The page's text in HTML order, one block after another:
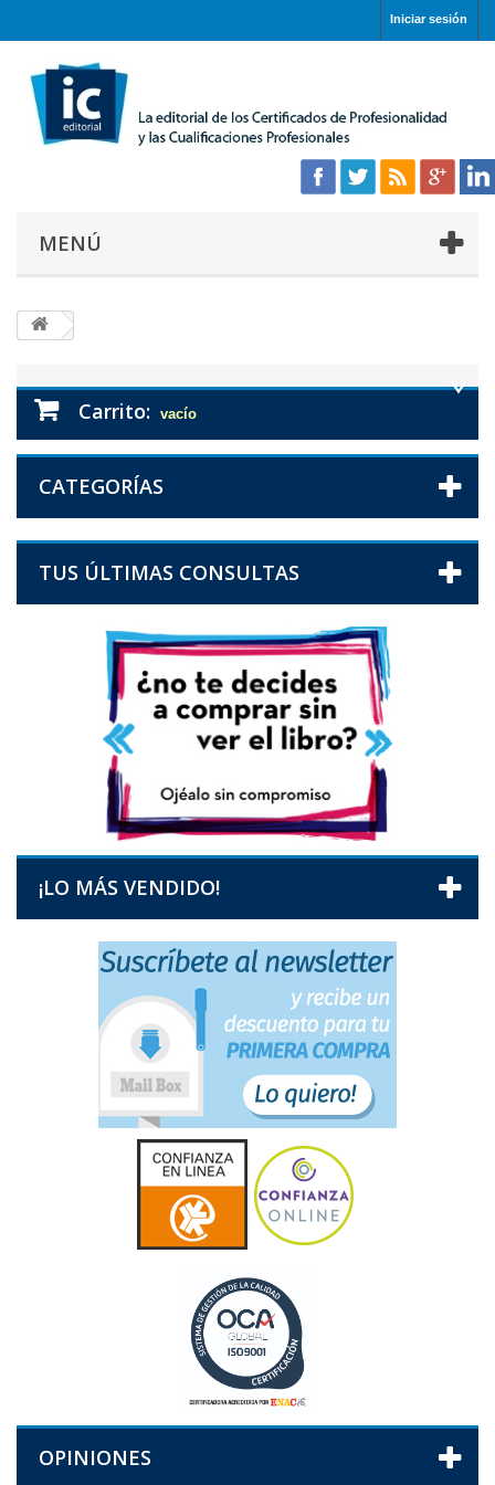
Iniciar sesión
MENÚ
Carrito: vacío
CATEGORÍAS
TUS ÚLTIMAS CONSULTAS
¡LO MÁS VENDIDO!
OPINIONES